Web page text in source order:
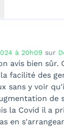
à 20h09 sur
avis bien sûr.
facilité des
sans y voir
de
la Covid il a
en